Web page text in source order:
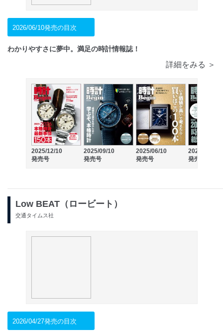
2026/06/10発売の目次
わかりやすさに夢中。満足の時計情報誌！
詳細をみる ＞
2025/12/10
発売号
2025/09/10
発売号
2025/06/10
発売号
2024/12/10
発売号
Low BEAT（ロービート）
交通タイムス社
2026/04/27発売の目次